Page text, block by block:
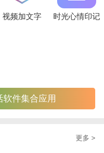
咒回到战争》《女武神
《堀与宫村》《我是蜘
成黏液”、“租我女朋
总之很可爱”、“航海
”、“进了房间，同学们都
上线！
家出道！Fajit强大的作
》《造反派初始化》
视频加文字 时光心情印记
件集合应用
更多 >